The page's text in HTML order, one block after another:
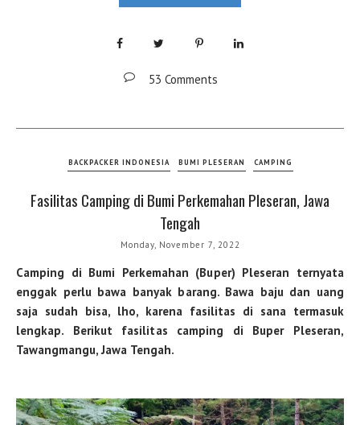
53 Comments
BACKPACKER INDONESIA BUMI PLESERAN CAMPING
Fasilitas Camping di Bumi Perkemahan Pleseran, Jawa
Tengah
Monday, November 7, 2022
Camping di Bumi Perkemahan (Buper) Pleseran ternyata
enggak perlu bawa banyak barang. Bawa baju dan uang
saja sudah bisa, lho, karena fasilitas di sana termasuk
lengkap. Berikut fasilitas camping di Buper Pleseran,
Tawangmangu, Jawa Tengah.